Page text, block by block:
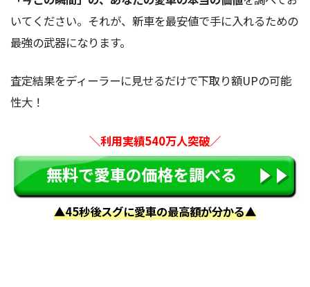
いてください。それが、新車を最安値で手に入れるための
最強の武器になります。
査定結果をディーラーに見せるだけで下取り額UPの可能
性大！
＼利用実績540万人突破／
▲45秒後スグに愛車の最高額が分かる▲